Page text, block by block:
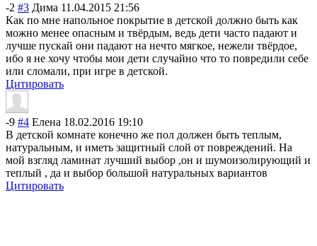
-2 #3 Дима 11.04.2015 21:56
Как по мне напольное покрытие в детской должно быть как
можно менее опасным и твёрдым, ведь дети часто падают и
лучше пускай они падают на нечто мягкое, нежели твёрдое,
ибо я не хочу чтобы мои дети случайно что то повредили себе
или сломали, при игре в детской.
Цитировать
-9 #4 Елена 18.02.2016 19:10
В детской комнате конечно же пол должен быть теплым,
натуральным, и иметь защитный слой от повреждений. На
мой взгляд ламинат лучший выбор ,он и шумоизолирующий и
теплый , да и выбор большой натуральных вариантов
Цитировать